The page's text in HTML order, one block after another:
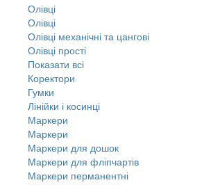
Олівці
Олівці
Олівці механічні та цангові
Олівці прості
Показати всі
Коректори
Гумки
Лінійки і косинці
Маркери
Маркери
Маркери для дошок
Маркери для фліпчартів
Маркери перманентні